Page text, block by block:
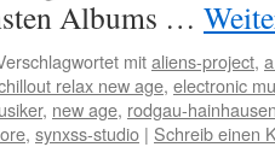
Albums …
mitaliens-project,
relax new age, electronic
, new age, rodgau-
, synxss-studio | Schreib einen